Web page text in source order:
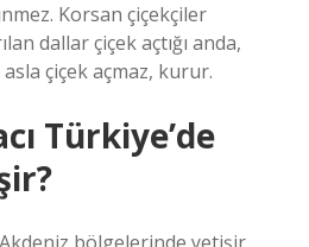
Korsan çiçekçiler
dallar çiçek açtığı anda,
asla çiçek açmaz, kurur.
Türkiye’de